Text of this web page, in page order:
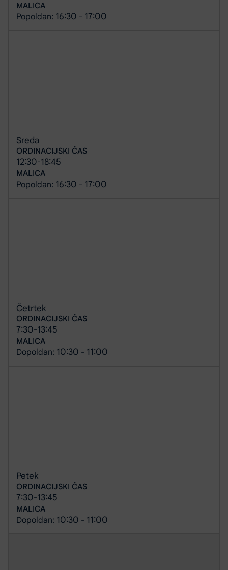
MALICA
Popoldan: 16:30 - 17:00
Sreda
ORDINACIJSKI ČAS
12:30-18:45
MALICA
Popoldan: 16:30 - 17:00
Četrtek
ORDINACIJSKI ČAS
7:30-13:45
MALICA
Dopoldan: 10:30 - 11:00
Petek
ORDINACIJSKI ČAS
7:30-13:45
MALICA
Dopoldan: 10:30 - 11:00